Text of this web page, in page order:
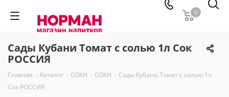
0
Сады Кубани Томат с солью 1л Сок
РОССИЯ
Главная - Каталог - СОКИ - СОКИ - Сады Кубани Томат с солью 1л
Сок РОССИЯ